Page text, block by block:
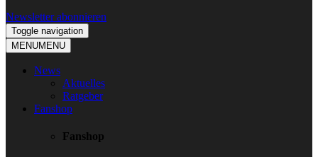
Newsletter abonnieren
Toggle navigation
MENUMENU
News
Aktuelles
Ratgeber
Fanshop
Fanshop